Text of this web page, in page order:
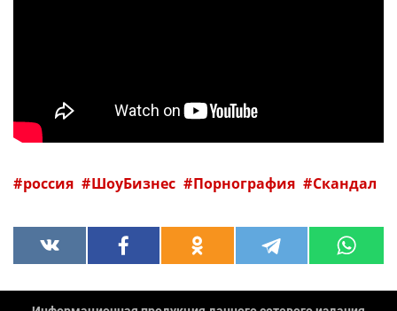
россия ШоуБизнес Порнография Скандал